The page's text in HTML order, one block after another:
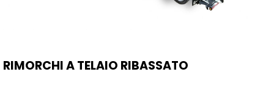
RIMORCHI A TELAIO RIBASSATO